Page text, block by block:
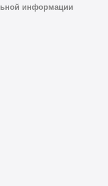
информации